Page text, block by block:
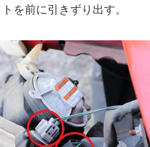
を前に引きずり出す。